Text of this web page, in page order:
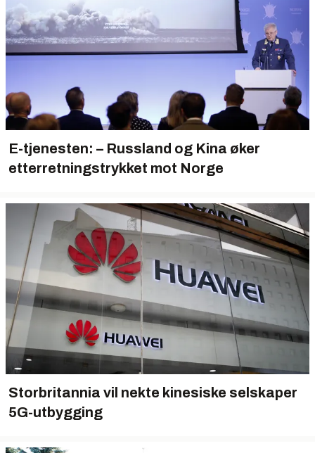
E-tjenesten: – Russland og Kina øker
etterretningstrykket mot Norge
Storbritannia vil nekte kinesiske selskaper
5G-utbygging